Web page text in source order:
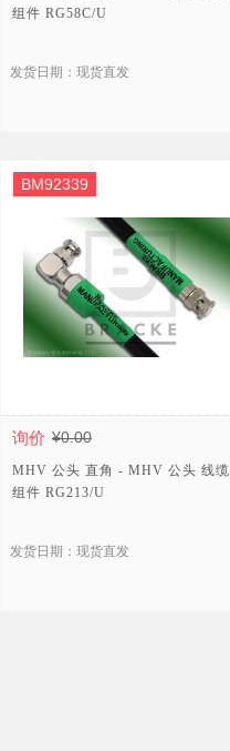
组件 RG58C/U
发货日期：现货直发
询价 ¥0.00
BM92339
MHV 公头 直角 - MHV 公头 线缆
组件 RG213/U
发货日期：现货直发